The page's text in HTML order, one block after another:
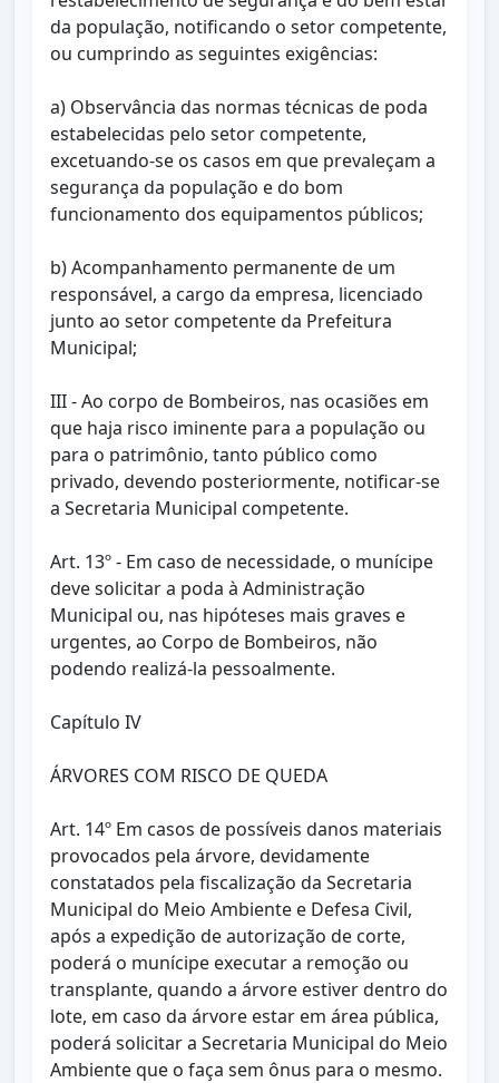
da população, notificando o setor competente,
ou cumprindo as seguintes exigências:
a) Observância das normas técnicas de poda
estabelecidas pelo setor competente,
excetuando-se os casos em que prevaleçam a
segurança da população e do bom
funcionamento dos equipamentos públicos;
b) Acompanhamento permanente de um
responsável, a cargo da empresa, licenciado
junto ao setor competente da Prefeitura
Municipal;
III - Ao corpo de Bombeiros, nas ocasiões em
que haja risco iminente para a população ou
para o patrimônio, tanto público como
privado, devendo posteriormente, notificar-se
a Secretaria Municipal competente.
Art. 13º - Em caso de necessidade, o munícipe
deve solicitar a poda à Administração
Municipal ou, nas hipóteses mais graves e
urgentes, ao Corpo de Bombeiros, não
podendo realizá-la pessoalmente.
Capítulo IV
ÁRVORES COM RISCO DE QUEDA
Art. 14º Em casos de possíveis danos materiais
provocados pela árvore, devidamente
constatados pela fiscalização da Secretaria
Municipal do Meio Ambiente e Defesa Civil,
após a expedição de autorização de corte,
poderá o munícipe executar a remoção ou
transplante, quando a árvore estiver dentro do
lote, em caso da árvore estar em área pública,
poderá solicitar a Secretaria Municipal do Meio
Ambiente que o faça sem ônus para o mesmo.